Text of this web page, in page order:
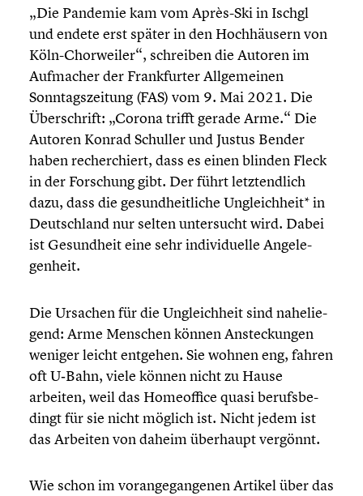
„Die Pandemie kam vom Après-Ski in Ischgl
und endete erst später in den Hochhäu­sern von
Köln-Chorweiler“, schreiben die Autoren im
Aufmacher der Frank­fur­ter Allge­mei­nen
Sonntags­zei­tung (FAS) vom 9. Mai 2021. Die
Überschrift: „Corona trifft gerade Arme.“ Die
Autoren Konrad Schuller und Justus Bender
haben recher­chiert, dass es einen blinden Fleck
in der Forschung gibt. Der führt letzt­end­lich
dazu, dass die gesund­heit­li­che Ungleich­heit* in
Deutsch­land nur selten unter­sucht wird. Dabei
ist Gesund­heit eine sehr indivi­du­elle Angele­
gen­heit.
Die Ursachen für die Ungleich­heit sind nahelie­
gend: Arme Menschen können Anste­ckun­gen
weniger leicht entgehen. Sie wohnen eng, fahren
oft U‑Bahn, viele können nicht zu Hause
arbeiten, weil das Homeof­fice quasi berufs­be­
dingt für sie nicht möglich ist. Nicht jedem ist
das Arbeiten von daheim überhaupt vergönnt.
Wie schon im voran­ge­gan­ge­nen Artikel über das